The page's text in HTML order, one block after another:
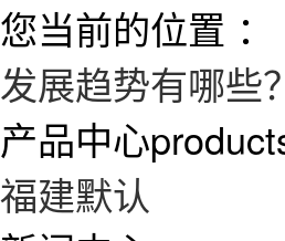
您当前的位置 ：
发展趋势有哪些？
产品中心
福建默认